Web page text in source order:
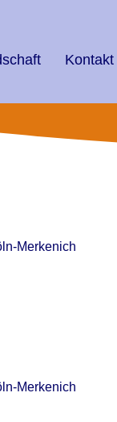
Kontakt
Merkenich
Merkenich